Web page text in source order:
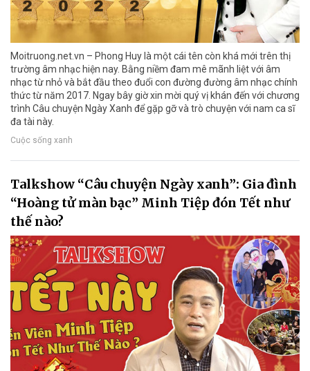
Moitruong.net.vn – Phong Huy là một cái tên còn khá mới trên thị
trường âm nhạc hiện nay. Bằng niềm đam mê mãnh liệt với âm
nhạc từ nhỏ và bắt đầu theo đuổi con đường đường âm nhạc chính
thức từ năm 2017. Ngay bây giờ xin mời quý vị khán đến với chương
trình Câu chuyện Ngày Xanh để gặp gỡ và trò chuyện với nam ca sĩ
đa tài này.
Cuộc sống xanh
Talkshow “Câu chuyện Ngày xanh”: Gia đình
“Hoàng tử màn bạc” Minh Tiệp đón Tết như
thế nào?